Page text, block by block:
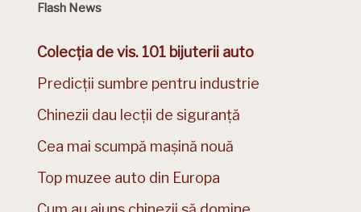
Flash News
Colecția de vis. 101 bijuterii auto
Predicții sumbre pentru industrie
Chinezii dau lecții de siguranță
Cea mai scumpă mașină nouă
Top muzee auto din Europa